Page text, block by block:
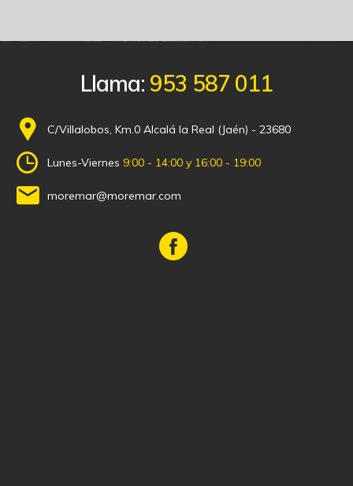
Llama: 953 587 011
C/Villalobos, Km.0 Alcalá la Real (Jaén) - 23680
Lunes-Viernes 9:00 - 14:00 y 16:00 - 19:00
moremar@moremar.com